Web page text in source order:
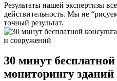
Результаты нашей экспертизы
действительность. Мы не
точный результат.
30 минут
мониторингу